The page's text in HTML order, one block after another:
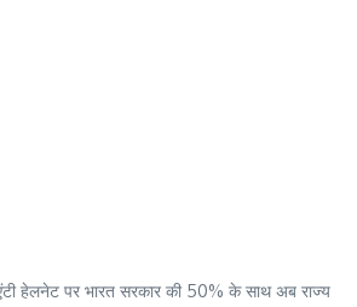
हेलनेट पर भारत सरकार की 50% के साथ अब राज्य